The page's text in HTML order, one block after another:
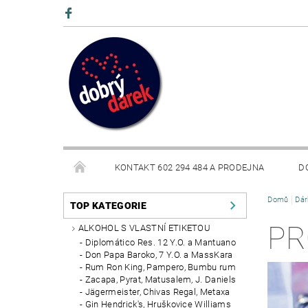
KONTAKT 602 294 484 A PRODEJNA
BLOG
TOP KATEGORIE
ALKOHOL S VLASTNÍ ETIKETOU
Diplomático Res. 12 Y.O. a Mantuano
Don Papa Baroko, 7 Y.O. a MassKara
Rum Ron King, Pampero, Bumbu rum
Zacapa, Pyrat, Matusalem, J. Daniels
Jägermeister, Chivas Regal, Metaxa
Gin Hendrick's, Hruškovice Williams
Domů